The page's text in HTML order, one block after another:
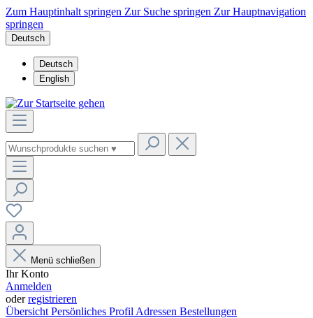
Zum Hauptinhalt springen Zur Suche springen Zur Hauptnavigation
springen
Deutsch
Deutsch
English
Menü schließen
Ihr Konto
Anmelden
oderregistrieren
Übersicht Persönliches Profil Adressen Bestellungen